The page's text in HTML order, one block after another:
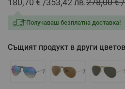
278,00 €
180,70 € 353,42 лв.
Получаваш безплатна доставка!
Същият продукт в други